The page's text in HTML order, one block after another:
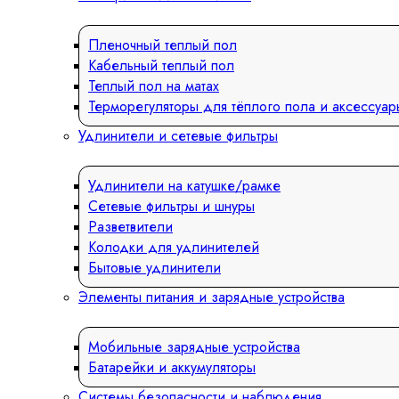
Пленочный теплый пол
Кабельный теплый пол
Теплый пол на матах
Терморегуляторы для тёплого пола и
Удлинители и сетевые фильтры
Удлинители на катушке/рамке
Сетевые фильтры и шнуры
Разветвители
Колодки для удлинителей
Бытовые удлинители
Элементы питания и зарядные устройства
Мобильные зарядные устройства
Батарейки и аккумуляторы